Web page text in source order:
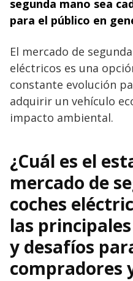
segunda mano sea
para el público en
El mercado de
eléctricos es una
constante evolución
adquirir un vehículo
impacto ambiental.
¿Cuál es el
mercado de
coches
las
y desafíos
compradores